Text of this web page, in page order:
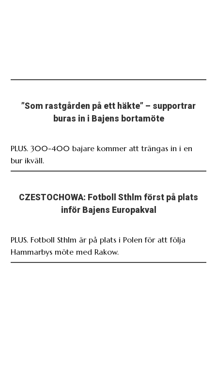
”Som rastgården på ett häkte” – supportrar
buras in i Bajens bortamöte
PLUS. 300-400 bajare kommer att trängas in i en
bur ikväll.
CZESTOCHOWA: Fotboll Sthlm först på plats
inför Bajens Europakval
PLUS. Fotboll Sthlm är på plats i Polen för att följa
Hammarbys möte med Rakow.